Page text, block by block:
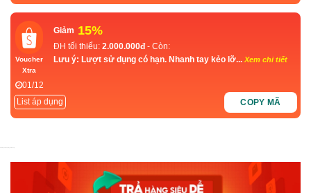
Voucher
Xtra
01/12
Giảm 15%
ĐH tối thiểu: 2.000.000đ - Còn:
Lưu ý: Lượt sử dụng có hạn. Nhanh tay kẻo lỡ...Xem chi tiết
List áp dụng COPY MÃ